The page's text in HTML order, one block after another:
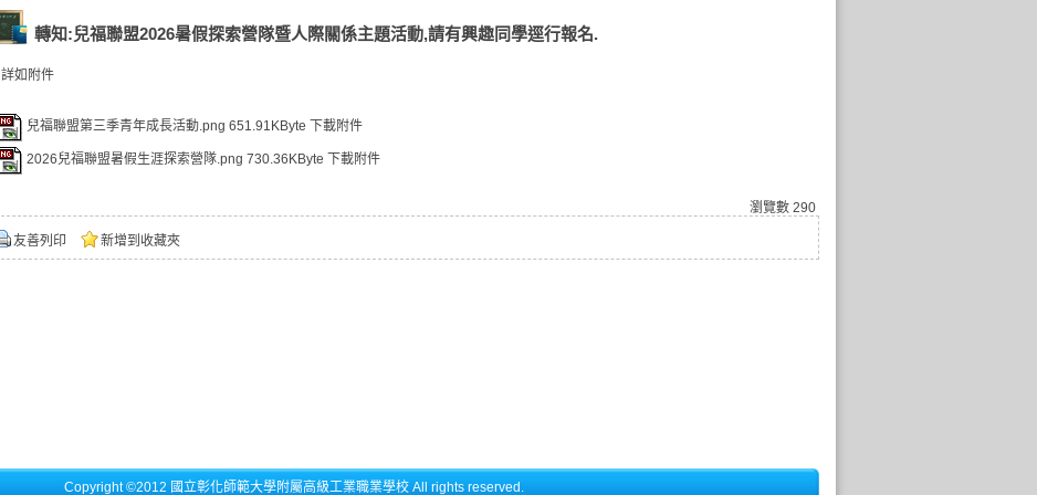
轉知:兒福聯盟2026暑假探索營隊暨人際關係主題活動,請有興趣同學逕行報名.
詳如附件
兒福聯盟第三季青年成長活動.png 651.91KByte 下載附件
2026兒福聯盟暑假生涯探索營隊.png 730.36KByte 下載附件
瀏覽數 290
友善列印 新增到收藏夾
Copyright ©2012 國立彰化師範大學附屬高級工業職業學校 All rights reserved.